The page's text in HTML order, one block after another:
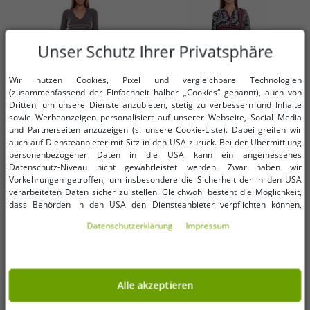
Verfügbare Größen
32 34 36
AjC Damen Pullover-Kleid gestreift
In den Warenkorb
Verfügbare Größen
34 36 38
DELMAO Damen Midi-Kleid mit
Unser Schutz Ihrer Privatsphäre
Wir nutzen Cookies, Pixel und vergleichbare Technologien
(zusammenfassend der Einfachheit halber „Cookies“ genannt), auch von
Dritten, um unsere Dienste anzubieten, stetig zu verbessern und Inhalte
sowie Werbeanzeigen personalisiert auf unserer Webseite, Social Media
und Partnerseiten anzuzeigen (s. unsere Cookie-Liste). Dabei greifen wir
auch auf Diensteanbieter mit Sitz in den USA zurück. Bei der Übermittlung
personenbezogener Daten in die USA kann ein angemessenes
Datenschutz-Niveau nicht gewährleistet werden. Zwar haben wir
Vorkehrungen getroffen, um insbesondere die Sicherheit der in den USA
verarbeiteten Daten sicher zu stellen. Gleichwohl besteht die Möglichkeit,
dass Behörden in den USA den Diensteanbieter verpflichten können,
im Einzelfall auf Basis entsprechender US-Gesetzgebung, ein wirksamer
Zugriff informiert wirst. Mit Deiner Einwilligung gem. Art. 49 Abs. 1 lit. a
DSGVO erklärst Du Dich in die Übermittlung in die USA für einverstanden
(s.a. unsere Datenschutzerklärung). Du hast die Wahl, ob nur notwendige
Cookies verwendet werden sollen oder ob Du darüber hinaus weitere
Daten­schutz­erklärung Impressum
Alle akzeptieren